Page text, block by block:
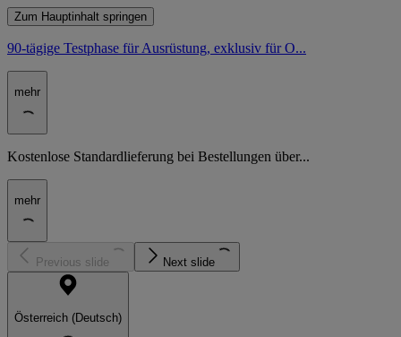
Zum Hauptinhalt springen
90-tägige Testphase für Ausrüstung, exklusiv für O...
mehr
Kostenlose Standardlieferung bei Bestellungen über...
mehr
Previous slide Next slide
Österreich (Deutsch)